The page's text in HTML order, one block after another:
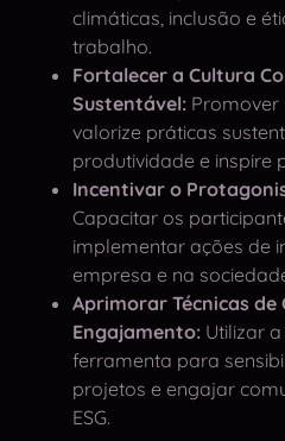
climáticas, inclusão e
trabalho.
Fortalecer a Cultura
Sustentável:Promover
valorize práticas
produtividade e inspire
Incentivar o
Capacitar os
implementar ações de
empresa e na
Aprimorar Técnicas de
Engajamento:Utilizar a
ferramenta para
projetos e engajar
ESG.